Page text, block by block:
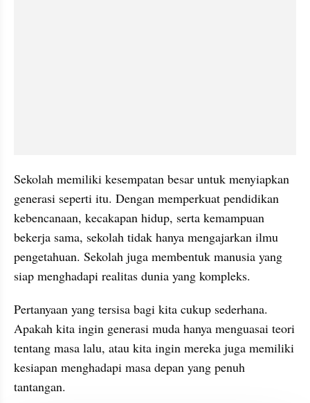
Sekolah memiliki kesempatan besar untuk menyiapkan
generasi seperti itu. Dengan memperkuat pendidikan
kebencanaan, kecakapan hidup, serta kemampuan
bekerja sama, sekolah tidak hanya mengajarkan ilmu
pengetahuan. Sekolah juga membentuk manusia yang
siap menghadapi realitas dunia yang kompleks.
Pertanyaan yang tersisa bagi kita cukup sederhana.
Apakah kita ingin generasi muda hanya menguasai teori
tentang masa lalu, atau kita ingin mereka juga memiliki
kesiapan menghadapi masa depan yang penuh
tantangan.